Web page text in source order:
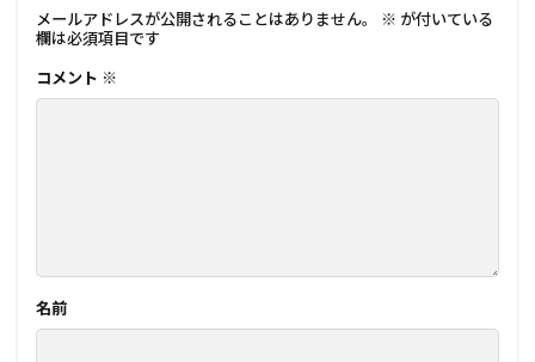
メールアドレスが公開されることはありません。 ※ が付いている
欄は必須項目です
コメント ※
名前